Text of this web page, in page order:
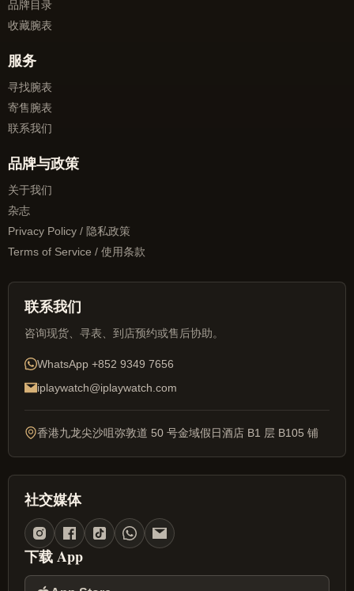
品牌目录
收藏腕表
服务
寻找腕表
寄售腕表
联系我们
品牌与政策
关于我们
杂志
Privacy Policy / 隐私政策
Terms of Service / 使用条款
联系我们
咨询现货、寻表、到店预约或售后协助。
WhatsApp +852 9349 7656
iplaywatch@iplaywatch.com
香港九龙尖沙咀弥敦道 50 号金域假日酒店 B1 层 B105 铺
社交媒体
下载 App